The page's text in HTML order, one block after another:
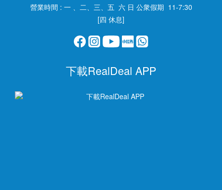
營業時間 : 一 、二、三、五 六 日 公衆假期 11-7:30
[四 休息]
下載RealDeal APP